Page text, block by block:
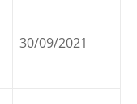
30/09/2021